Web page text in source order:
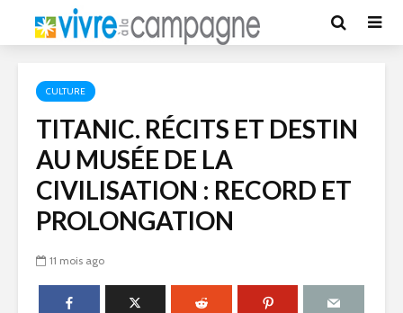
CULTURE
TITANIC. RÉCITS ET DESTIN
AU MUSÉE DE LA
CIVILISATION : RECORD ET
PROLONGATION
11 mois ago